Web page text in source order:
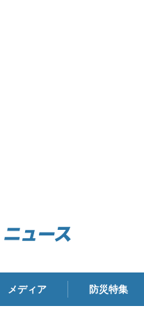
メディア 防災特集